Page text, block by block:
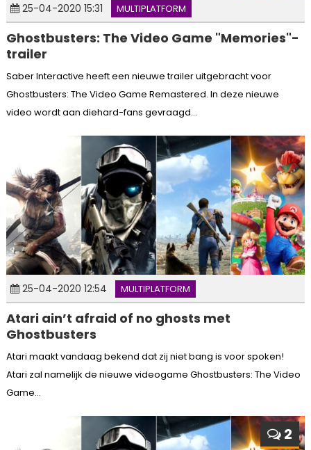
25-04-2020 15:31 MULTIPLATFORM
Ghostbusters: The Video Game "Memories"-
trailer
Saber Interactive heeft een nieuwe trailer uitgebracht voor
Ghostbusters: The Video Game Remastered. In deze nieuwe
video wordt aan diehard-fans gevraagd...
25-04-2020 12:54 MULTIPLATFORM
Atari ain’t afraid of no ghosts met
Ghostbusters
Atari maakt vandaag bekend dat zij niet bang is voor spoken!
Atari zal namelijk de nieuwe videogame Ghostbusters: The Video
Game...
2